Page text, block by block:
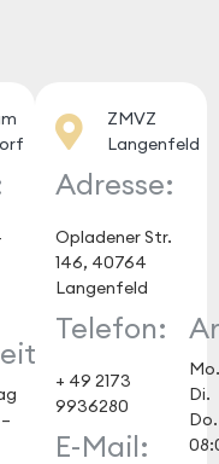
ZMVZ
Langenfeld
Adresse:
Opladener Str.
146, 40764
Langenfeld
Telefon:
+ 49 2173
9936280
E-Mail:
Di.
Do.